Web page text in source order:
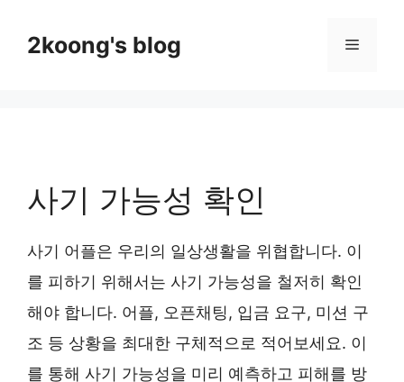
content2koong's blog Menu
사기 가능성 확인
사기 어플은 우리의 일상생활을 위협합니다. 이
를 피하기 위해서는 사기 가능성을 철저히 확인
해야 합니다. 어플, 오픈채팅, 입금 요구, 미션 구
조 등 상황을 최대한 구체적으로 적어보세요. 이
를 통해 사기 가능성을 미리 예측하고 피해를 방